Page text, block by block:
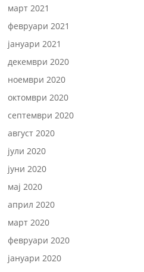
март 2021
февруари 2021
јануари 2021
декември 2020
ноември 2020
октомври 2020
септември 2020
август 2020
јули 2020
јуни 2020
мај 2020
април 2020
март 2020
февруари 2020
јануари 2020